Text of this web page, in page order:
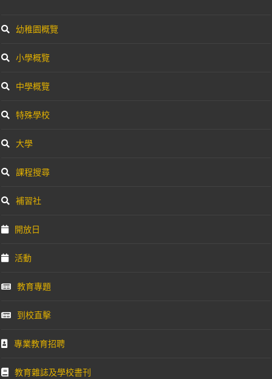
幼稚園概覽
小學概覽
中學概覽
特殊學校
大學
課程搜尋
補習社
開放日
活動
教育專題
到校直擊
專業教育招聘
教育雜誌及學校書刊